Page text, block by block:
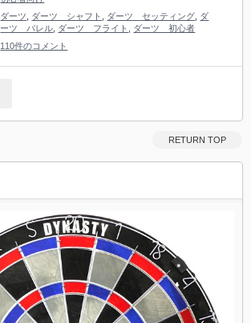
ダーツ
ダーツ シャフト ダーツ セッティング ダ
ーツ バレル ダーツ フライト
ダーツ 初心者
110件のコメント
RETURN TOP